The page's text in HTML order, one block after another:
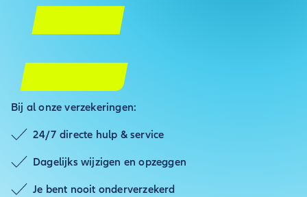
Bij al onze verzekeringen:
24/7 directe hulp & service
Dagelijks wijzigen en opzeggen
Je bent nooit onderverzekerd